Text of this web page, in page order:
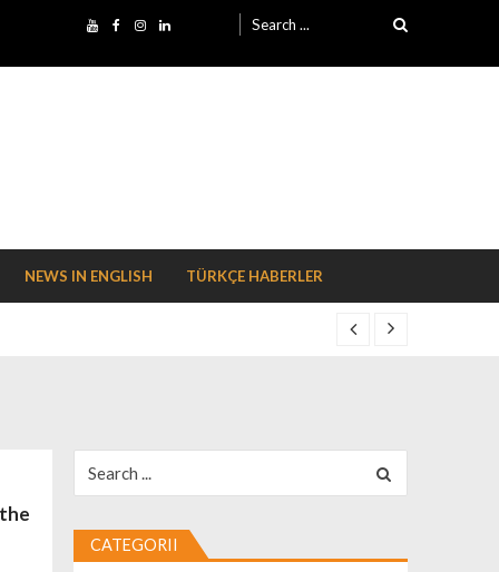
Search for:
NEWS IN ENGLISH TÜRKÇE HABERLER
CATEGORII